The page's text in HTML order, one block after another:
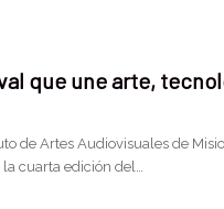
que une arte,
de Artes Audiovisuales de
cuarta edición del…